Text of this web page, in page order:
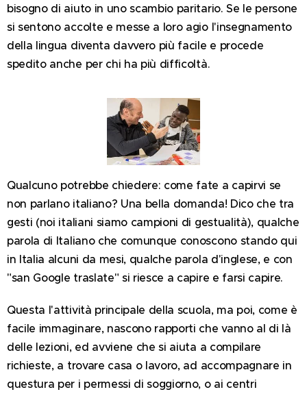
bisogno di aiuto in uno scambio paritario. Se le persone
si sentono accolte e messe a loro agio l'insegnamento
della lingua diventa davvero più facile e procede
spedito anche per chi ha più difficoltà.
Qualcuno potrebbe chiedere: come fate a capirvi se
non parlano italiano? Una bella domanda! Dico che tra
gesti (noi italiani siamo campioni di gestualità), qualche
parola di Italiano che comunque conoscono stando qui
in Italia alcuni da mesi, qualche parola d'inglese, e con
"san Google traslate" si riesce a capire e farsi capire.
Questa l'attività principale della scuola, ma poi, come è
facile immaginare, nascono rapporti che vanno al di là
delle lezioni, ed avviene che si aiuta a compilare
richieste, a trovare casa o lavoro, ad accompagnare in
questura per i permessi di soggiorno, o ai centri